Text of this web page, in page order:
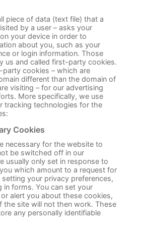
piece of data (text file) that a
by a user – asks your
your device in order to
about you, such as your
or login information. Those
us and called first-party cookies.
party cookies – which are
different than the domain of
visiting – for our advertising
More specifically, we use
tracking technologies for the
Cookies
necessary for the website to
be switched off in our
usually only set in response to
which amount to a request for
your privacy preferences,
in forms. You can set your
alert you about these cookies,
the site will not then work. These
any personally identifiable